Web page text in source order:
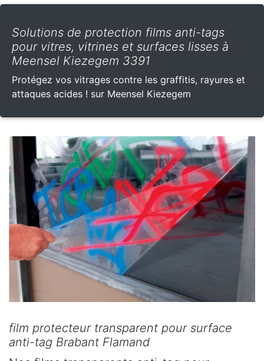
Solutions de protection films anti-tags
pour vitres, vitrines et surfaces lisses à
Meensel Kiezegem 3391
Protégez vos vitrages contre les graffitis, rayures et
attaques acides ! sur Meensel Kiezegem
film protecteur transparent pour surface
anti-tag Brabant Flamand